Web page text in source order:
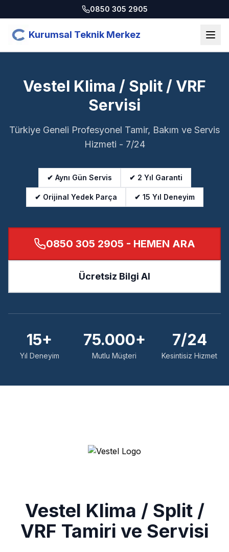
0850 305 2905
Kurumsal Teknik Merkez
Vestel Klima / Split / VRF
Servisi
Türkiye Geneli Profesyonel Tamir, Bakım ve Servis
Hizmeti - 7/24
✔ Aynı Gün Servis ✔ 2 Yıl Garanti
✔ Orijinal Yedek Parça ✔ 15 Yıl Deneyim
0850 305 2905 - HEMEN ARA
Ücretsiz Bilgi Al
15+
Yıl Deneyim
75.000+
Mutlu Müşteri
7/24
Kesintisiz Hizmet
Vestel Klima / Split /
VRF Tamiri ve Servisi